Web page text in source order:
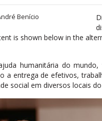
Benício
is shown below in the
humanitária do
a entrega de efetivos,
social em diversos locais do